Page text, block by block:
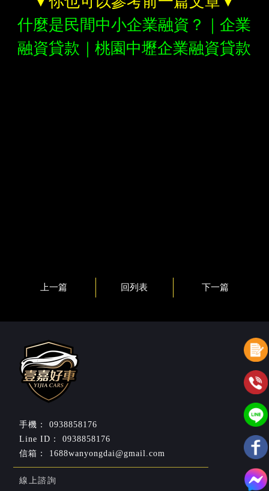
什麼是民間中小企業融資？｜企業
融資貸款｜桃園中壢企業融資貸款
上一篇 回列表 下一篇
0938858176
0938858176
1688wanyongdai@gmail.com
線上諮詢